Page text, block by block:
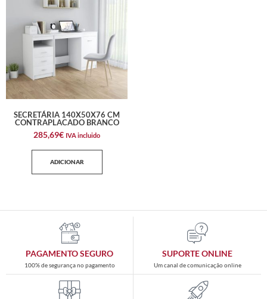
SECRETÁRIA 140X50X76 CM
CONTRAPLACADO BRANCO
285,69€ IVA incluido
ADICIONAR
PAGAMENTO SEGURO
100% de segurança no pagamento
SUPORTE ONLINE
Um canal de comunicação online